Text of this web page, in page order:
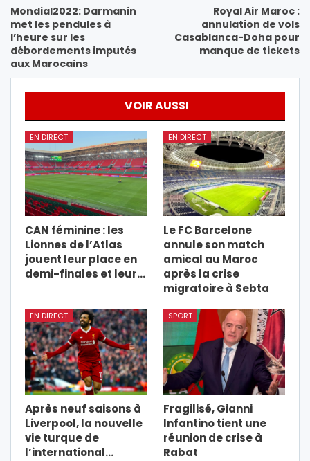
Mondial2022: Darmanin
met les pendules à
l’heure sur les
débordements imputés
aux Marocains
Royal Air Maroc :
annulation de vols
Casablanca-Doha pour
manque de tickets
VOIR AUSSI
EN DIRECT
CAN féminine : les
Lionnes de l’Atlas
jouent leur place en
demi-finales et leur…
EN DIRECT
Le FC Barcelone
annule son match
amical au Maroc
après la crise
migratoire à Sebta
EN DIRECT
Après neuf saisons à
Liverpool, la nouvelle
vie turque de
l’international…
SPORT
Fragilisé, Gianni
Infantino tient une
réunion de crise à
Rabat